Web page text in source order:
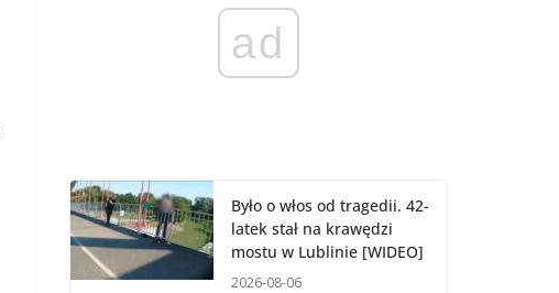
ad
Było o włos od tragedii. 42-
latek stał na krawędzi
mostu w Lublinie [WIDEO]
2026-08-06